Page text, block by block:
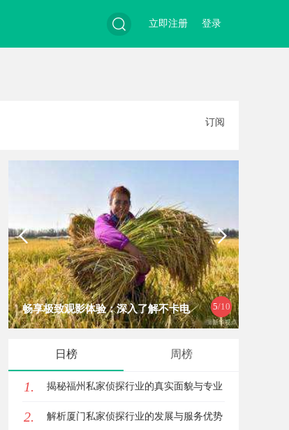
登录
立即注册
订阅
5/10
畅享极致观影体验：深入了解不卡电
日榜 周榜
1. 揭秘福州私家侦探行业的真实面貌与专业
服务
2. 解析厦门私家侦探行业的发展与服务优势